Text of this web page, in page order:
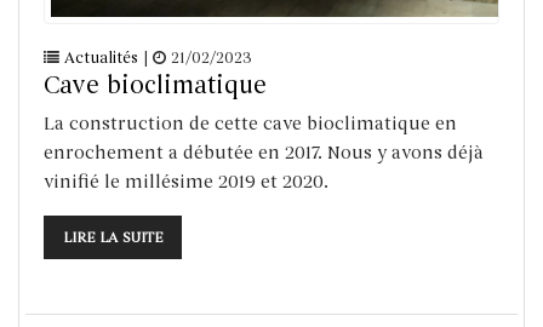
Actualités | 21/02/2023
Cave bioclimatique
La construction de cette cave bioclimatique en
enrochement a débutée en 2017. Nous y avons déjà
vinifié le millésime 2019 et 2020.
LIRE LA SUITE